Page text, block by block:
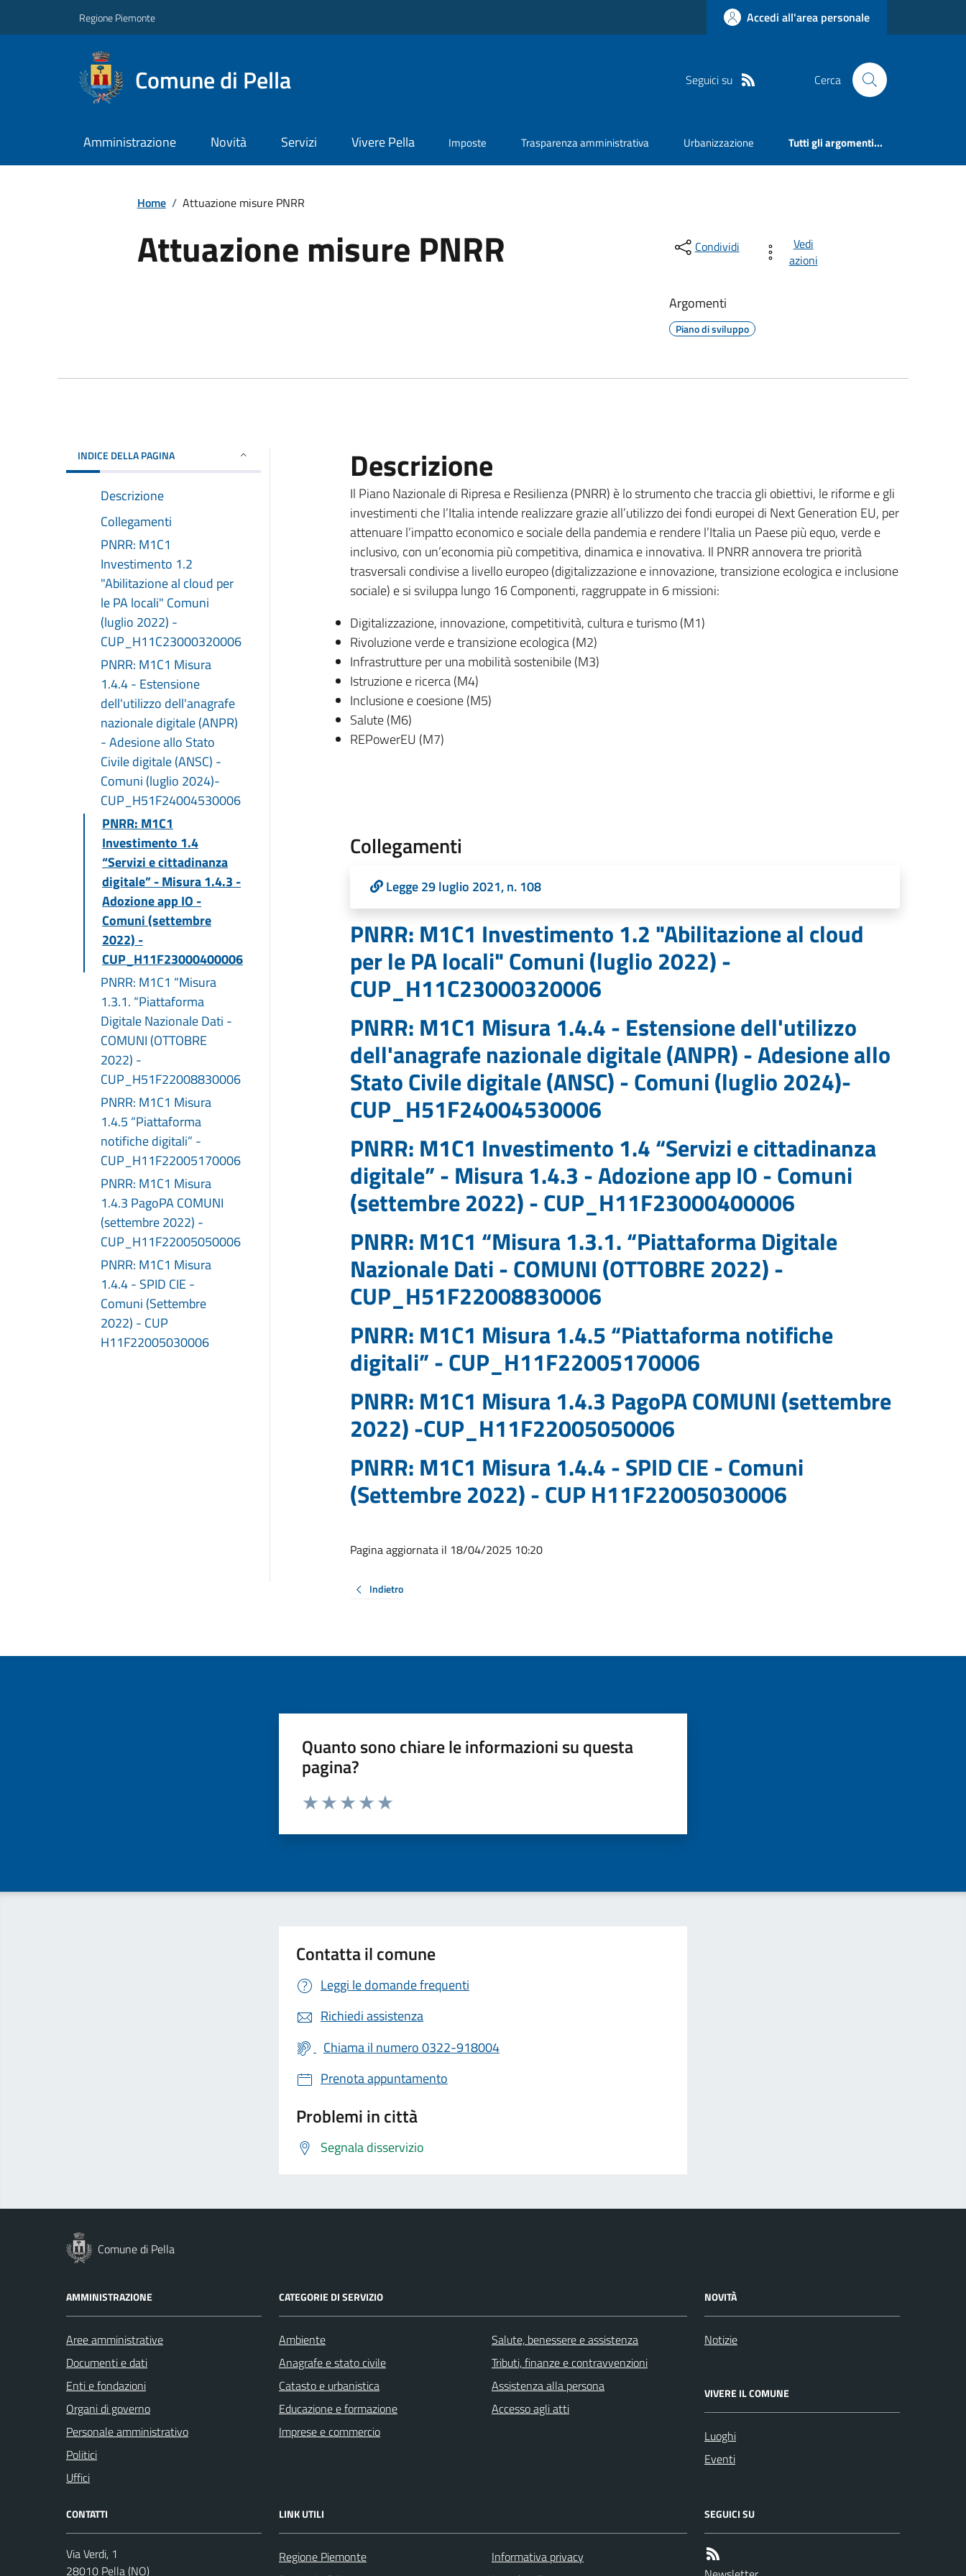
Regione Piemonte Accedi all'area personale
Comune di Pella Seguici su Cerca
Amministrazione Novità Servizi Vivere Pella Imposte Trasparenza amministrativa Urbanizzazione Tutti gli argomenti...
Home / Attuazione misure PNRR
Attuazione misure PNRR Condividi
Vedi
azioni
Argomenti
Piano di sviluppo
INDICE DELLA PAGINA
Descrizione
Collegamenti
PNRR: M1C1
Investimento 1.2
"Abilitazione al cloud per
le PA locali" Comuni
(luglio 2022) -
CUP_H11C23000320006
PNRR: M1C1 Misura
1.4.4 - Estensione
dell'utilizzo dell'anagrafe
nazionale digitale (ANPR)
- Adesione allo Stato
Civile digitale (ANSC) -
Comuni (luglio 2024)-
CUP_H51F24004530006
PNRR: M1C1
Investimento 1.4
“Servizi e cittadinanza
digitale” - Misura 1.4.3 -
Adozione app IO -
Comuni (settembre
2022) -
CUP_H11F23000400006
PNRR: M1C1 “Misura
1.3.1. “Piattaforma
Digitale Nazionale Dati -
COMUNI (OTTOBRE
2022) -
CUP_H51F22008830006
PNRR: M1C1 Misura
1.4.5 “Piattaforma
notifiche digitali” -
CUP_H11F22005170006
PNRR: M1C1 Misura
1.4.3 PagoPA COMUNI
(settembre 2022) -
CUP_H11F22005050006
PNRR: M1C1 Misura
1.4.4 - SPID CIE -
Comuni (Settembre
2022) - CUP
H11F22005030006
Descrizione
Il Piano Nazionale di Ripresa e Resilienza (PNRR) è lo strumento che traccia gli obiettivi, le riforme e gli
investimenti che l’Italia intende realizzare grazie all’utilizzo dei fondi europei di Next Generation EU, per
attenuare l’impatto economico e sociale della pandemia e rendere l’Italia un Paese più equo, verde e
inclusivo, con un’economia più competitiva, dinamica e innovativa. Il PNRR annovera tre priorità
trasversali condivise a livello europeo (digitalizzazione e innovazione, transizione ecologica e inclusione
sociale) e si sviluppa lungo 16 Componenti, raggruppate in 6 missioni:
Digitalizzazione, innovazione, competitività, cultura e turismo (M1)
Rivoluzione verde e transizione ecologica (M2)
Infrastrutture per una mobilità sostenibile (M3)
Istruzione e ricerca (M4)
Inclusione e coesione (M5)
Salute (M6)
REPowerEU (M7)
Collegamenti
Legge 29 luglio 2021, n. 108
PNRR: M1C1 Investimento 1.2 "Abilitazione al cloud
per le PA locali" Comuni (luglio 2022) -
CUP_H11C23000320006
PNRR: M1C1 Misura 1.4.4 - Estensione dell'utilizzo
dell'anagrafe nazionale digitale (ANPR) - Adesione allo
Stato Civile digitale (ANSC) - Comuni (luglio 2024)-
CUP_H51F24004530006
PNRR: M1C1 Investimento 1.4 “Servizi e cittadinanza
digitale” - Misura 1.4.3 - Adozione app IO - Comuni
(settembre 2022) - CUP_H11F23000400006
PNRR: M1C1 “Misura 1.3.1. “Piattaforma Digitale
Nazionale Dati - COMUNI (OTTOBRE 2022) -
CUP_H51F22008830006
PNRR: M1C1 Misura 1.4.5 “Piattaforma notifiche
digitali” - CUP_H11F22005170006
PNRR: M1C1 Misura 1.4.3 PagoPA COMUNI (settembre
2022) -CUP_H11F22005050006
PNRR: M1C1 Misura 1.4.4 - SPID CIE - Comuni
(Settembre 2022) - CUP H11F22005030006
Pagina aggiornata il 18/04/2025 10:20
Indietro
Quanto sono chiare le informazioni su questa
pagina?
Valuta da 1 a 5 stelle la pagina
Contatta il comune
Leggi le domande frequenti
Richiedi assistenza
Chiama il numero 0322-918004
Prenota appuntamento
Problemi in città
Segnala disservizio
Comune di Pella
AMMINISTRAZIONE
Aree amministrative
Documenti e dati
Enti e fondazioni
Organi di governo
Personale amministrativo
Politici
Uffici
CATEGORIE DI SERVIZIO
Ambiente
Anagrafe e stato civile
Catasto e urbanistica
Educazione e formazione
Imprese e commercio
Salute, benessere e assistenza
Tributi, finanze e contravvenzioni
Assistenza alla persona
Accesso agli atti
NOVITÀ
Notizie
VIVERE IL COMUNE
Luoghi
Eventi
CONTATTI
Via Verdi, 1
28010 Pella (NO)
LINK UTILI
Regione Piemonte
Informativa privacy
SEGUICI SU